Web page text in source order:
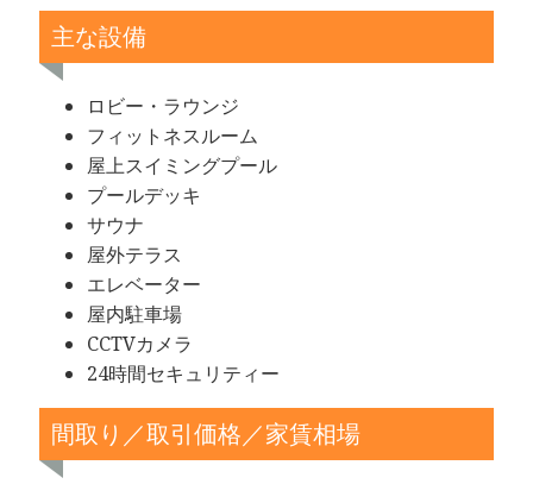
主な設備
ロビー・ラウンジ
フィットネスルーム
屋上スイミングプール
プールデッキ
サウナ
屋外テラス
エレベーター
屋内駐車場
CCTVカメラ
24時間セキュリティー
間取り／取引価格／家賃相場